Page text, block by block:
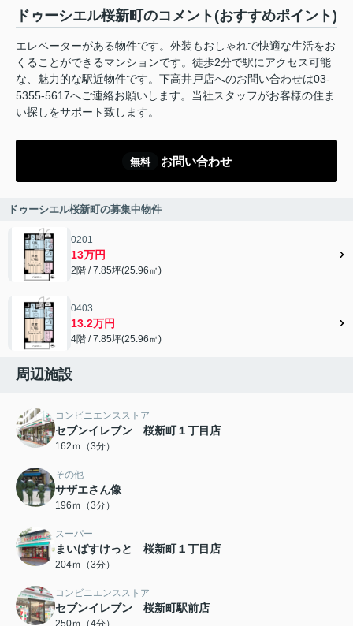
ドゥーシエル桜新町のコメント(おすすめポイント)
エレベーターがある物件です。外装もおしゃれで快適な生活をお
くることができるマンションです。徒歩2分で駅にアクセス可能
な、魅力的な駅近物件です。下高井戸店へのお問い合わせは03-
5355-5617へご連絡お願いします。当社スタッフがお客様の住ま
い探しをサポート致します。
無料 お問い合わせ
ドゥーシエル桜新町の募集中物件
0201
13万円
2階 / 7.85坪(25.96㎡)
0403
13.2万円
4階 / 7.85坪(25.96㎡)
周辺施設
コンビニエンスストア
セブンイレブン 桜新町１丁目店
162ｍ（3分）
その他
サザエさん像
196ｍ（3分）
スーパー
まいばすけっと 桜新町１丁目店
204ｍ（3分）
コンビニエンスストア
セブンイレブン 桜新町駅前店
250ｍ（4分）